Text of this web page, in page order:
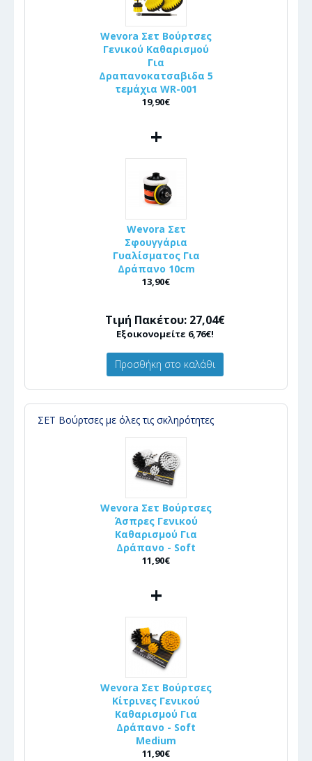
Wevora Σετ Βούρτσες
Γενικού Καθαρισμού
Για
Δραπανοκατσαβιδα 5
τεμάχια WR-001
19,90€
+
Wevora Σετ
Σφουγγάρια
Γυαλίσματος Για
Δράπανο 10cm
13,90€
Τιμή Πακέτου: 27,04€
Εξοικονομείτε 6,76€!
Προσθήκη στο καλάθι
ΣΕΤ Βούρτσες με όλες τις σκληρότητες
Wevora Σετ Βούρτσες
Άσπρες Γενικού
Καθαρισμού Για
Δράπανο - Soft
11,90€
+
Wevora Σετ Βούρτσες
Κίτρινες Γενικού
Καθαρισμού Για
Δράπανο - Soft
Medium
11,90€